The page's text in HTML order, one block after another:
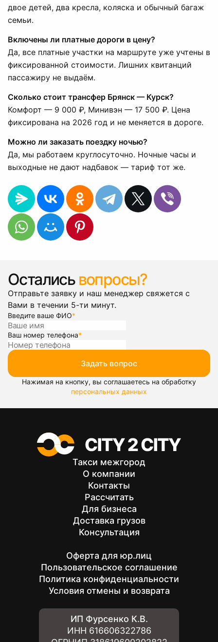
двое детей, два кресла, коляска и обычный багаж
семьи.
Включены ли платные дороги в цену?
Да, все платные участки на маршруте уже учтены в
фиксированной стоимости. Лишних квитанций
пассажиру не выдаём.
Сколько стоит трансфер Брянск — Курск?
Комфорт — 9 000 ₽, Минивэн — 17 500 ₽. Цена
фиксирована на 2026 год и не меняется в дороге.
Можно ли заказать поездку ночью?
Да, мы работаем круглосуточно. Ночные часы и
выходные не дают надбавок — тариф тот же.
Остались вопросы?
Отправьте заявку и наш менеджер свяжется с
Вами в течении 5-ти минут.
Введите ваше ФИО*
Ваш номер телефона*
Задать вопрос
Нажимая на кнопку, вы соглашаетесь на обработку
персональных данных
Такси межгород
О компании
Контакты
Рассчитать
Для бизнеса
Доставка грузов
Консультация
Оферта для юр.лиц
Пользовательское соглашение
Политика конфиденциальности
Условия отмены и возврата
ИП Фурсенко К.В.
ИНН 616606322786